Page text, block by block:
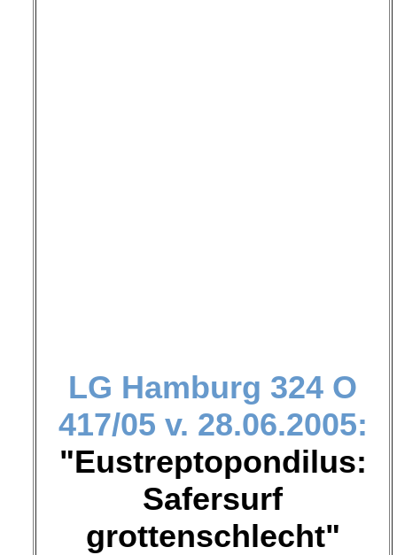
LG Hamburg 324 O
417/05 v. 28.06.2005:
"Eustreptopondilus:
Safersurf
grottenschlecht"